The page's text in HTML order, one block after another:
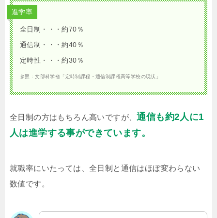
進学率
全日制・・・約70％
通信制・・・約40％
定時性・・・約30％
参照：文部科学省「定時制課程・通信制課程高等学校の現状」
全日制の方はもちろん高いですが、通信も約2人に1
人は進学する事ができています。
就職率にいたっては、全日制と通信はほぼ変わらない
数値です。